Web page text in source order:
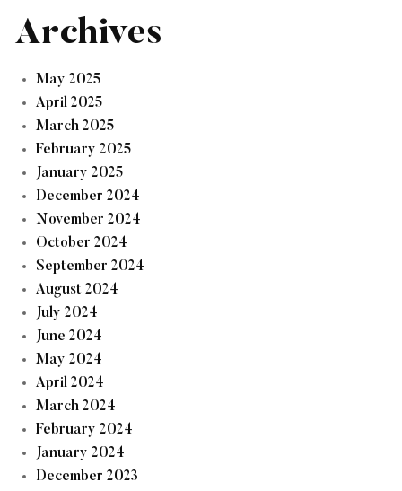
Archives
May 2025
April 2025
March 2025
February 2025
January 2025
December 2024
November 2024
October 2024
September 2024
August 2024
July 2024
June 2024
May 2024
April 2024
March 2024
February 2024
January 2024
December 2023